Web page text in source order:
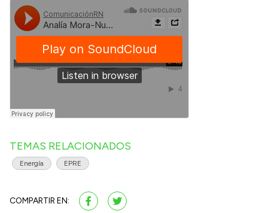
TEMAS RELACIONADOS
Energía EPRE
COMPARTIR EN: